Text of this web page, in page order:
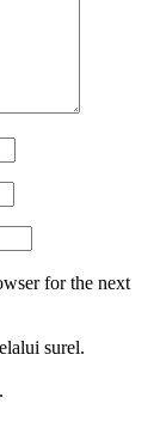
for the next
surel.